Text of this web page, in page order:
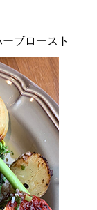
ブロースト